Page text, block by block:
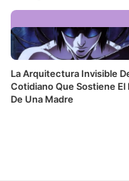
La Arquitectura Invisible
Cotidiano Que Sostiene El
De Una Madre